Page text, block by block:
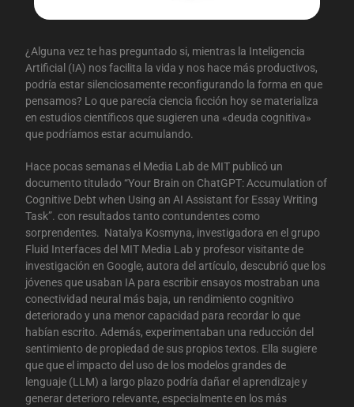
¿Alguna vez te has preguntado si, mientras la Inteligencia
Artificial (IA) nos facilita la vida y nos hace más productivos,
podría estar silenciosamente reconfigurando la forma en que
pensamos? Lo que parecía ciencia ficción hoy se materializa
en estudios científicos que sugieren una «deuda cognitiva»
que podríamos estar acumulando.
Hace pocas semanas el Media Lab de MIT publicó un
documento titulado “Your Brain on ChatGPT: Accumulation of
Cognitive Debt when Using an AI Assistant for Essay Writing
Task”. con resultados tanto contundentes como
sorprendentes. Natalya Kosmyna, investigadora en el grupo
Fluid Interfaces del MIT Media Lab y profesor visitante de
investigación en Google, autora del artículo, descubrió que los
jóvenes que usaban IA para escribir ensayos mostraban una
conectividad neural más baja, un rendimiento cognitivo
deteriorado y una menor capacidad para recordar lo que
habían escrito. Además, experimentaban una reducción del
sentimiento de propiedad de sus propios textos. Ella sugiere
que que el impacto del uso de los modelos grandes de
lenguaje (LLM) a largo plazo podría dañar el aprendizaje y
generar deterioro relevante, especialmente en los más